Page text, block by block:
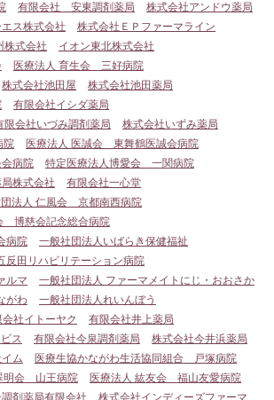
有限会社 安東調剤薬局
株式会社アンドウ薬局
ス株式会社
株式会社ＥＰファーマライン
株式会社
イオン東北株式会社
医療法人 育生会 三好病院
株式会社池田屋
株式会社池田薬局
有限会社イシダ薬局
限会社いづみ調剤薬局
株式会社いずみ薬局
院
医療法人 医誠会 東舞鶴医誠会病院
病院
特定医療法人博愛会 一関病院
株式会社
有限会社一心堂
法人 仁風会 京都南西病院
博慈会記念総合病院
病院
一般社団法人いばらき保健福祉
田リハビリテーション病院
ルマ
一般社団法人 ファーマメイトにじ・おおさか
がわ
一般社団法人れいんぼう
会社イトーヤク
有限会社井上薬局
ス 有限会社今泉調剤薬局
株式会社今井浜薬局
ム
医療生協かながわ生活協同組合 戸塚病院
明会 山王病院
医療法人 紘友会 福山友愛病院
剤薬局有限会社
株式会社インディーズファーマ